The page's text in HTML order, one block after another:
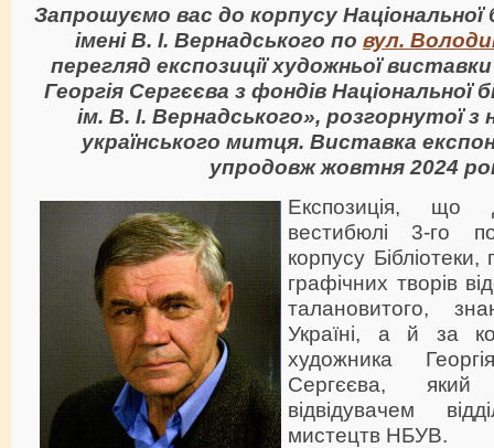
Запрошуємо вас до корпусу Національної
імені В. І. Вернадського по вул.
перегляд експозиції художньої
Георгія Сергєєва з фондів Національної
ім. В. І. Вернадського», розгорнутої з
українського митця. Виставка
упродовж жовтня 2024
Експозиція, що
вестибюлі 3-го
корпусу
графічних творів
талановитого,
Україні, а й за
художника
Сергєєва, який
відвідувачем
мистецтв НБУВ.